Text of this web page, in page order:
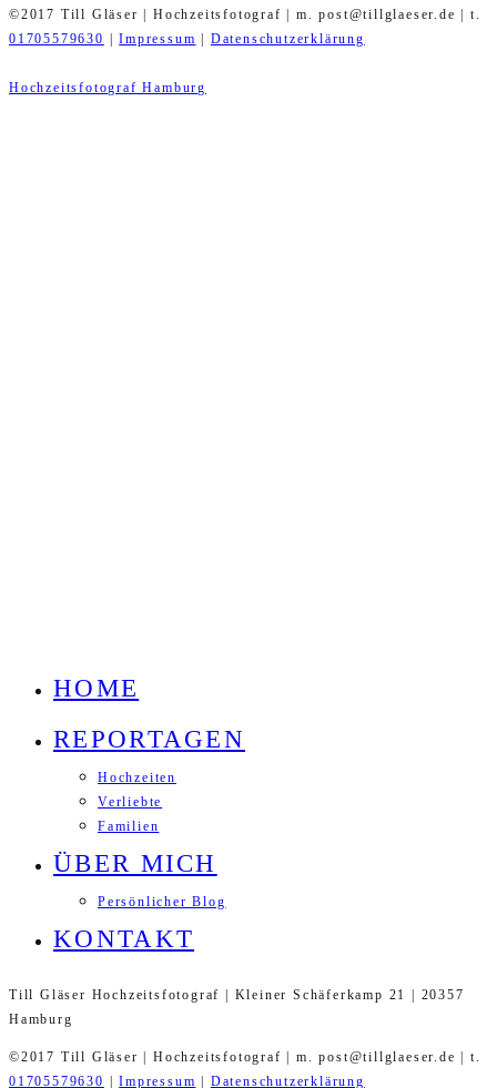
©2017 Till Gläser | Hochzeitsfotograf | m. post@tillglaeser.de | t.
01705579630
|Impressum Datenschutzerklärung
Hochzeitsfotograf Hamburg
HOME
REPORTAGEN
Hochzeiten
Verliebte
Familien
ÜBER MICH
Persönlicher Blog
KONTAKT
Till Gläser Hochzeitsfotograf | Kleiner Schäferkamp 21 | 20357
Hamburg
©2017 Till Gläser | Hochzeitsfotograf | m. post@tillglaeser.de | t.
01705579630
|Impressum Datenschutzerklärung